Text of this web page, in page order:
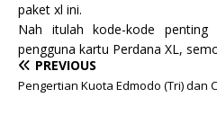
paket xl ini.
Nah itulah kode-kode
pengguna kartu Perdana XL,
PREVIOUS
Pengertian Kuota Edmodo (Tri) dan